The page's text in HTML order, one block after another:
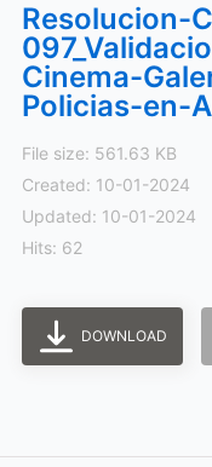
Resolucion-
Cinema-
Policias-en-
File size: 561.63 KB
Created: 10-01-2024
Updated: 10-01-2024
Hits: 62
DOWNLOAD